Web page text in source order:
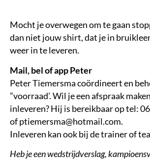
Mocht je overwegen om te gaan
dan niet jouw shirt, dat je in
weer in te leveren.
Mail, bel of app Peter
Peter Tiemersma coördineert en
”voorraad’. Wil je een afspraak
inleveren? Hij is bereikbaar op tel:
of ptiemersma@hotmail.com.
Inleveren kan ook bij de trainer of
Heb je een wedstrijdverslag,